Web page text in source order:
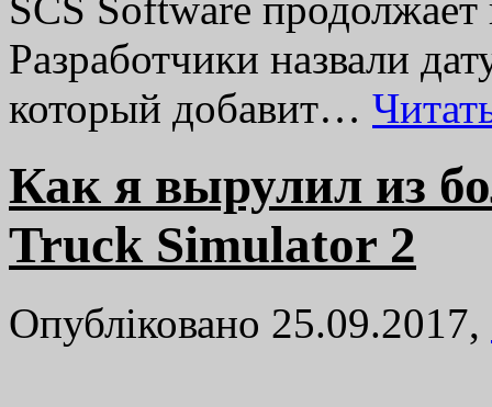
Разработчики назвали
который добавит…
Как я вырулил из
Truck Simulator 2
Опубліковано 25.09.2017,